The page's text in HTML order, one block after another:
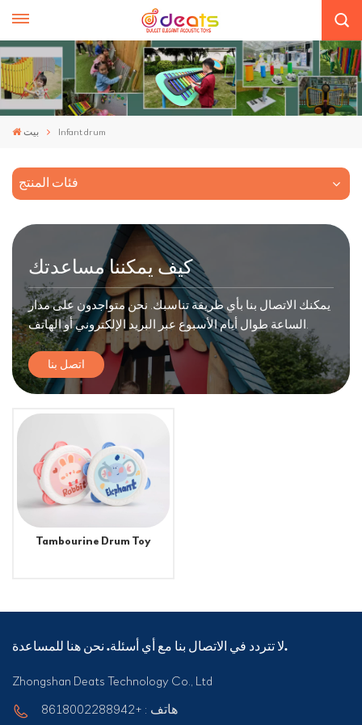
بيت Infant drum
فئات المنتج
كيف يمكننا مساعدتك
يمكنك الاتصال بنا بأي طريقة تناسبك. نحن متواجدون على مدار
الساعة طوال أيام الأسبوع عبر البريد الإلكتروني أو الهاتف.
اتصل بنا
Tambourine Drum Toy
لا تتردد في الاتصال بنا مع أي أسئلة. نحن هنا للمساعدة.
Zhongshan Deats Technology Co., Ltd
هاتف : +8618002288942